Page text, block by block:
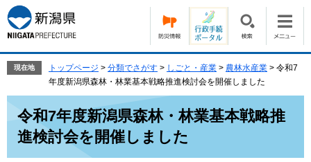
ー
ジ
の
で
ニ
ュ
ー
ば
現在地 トップページ > 分類でさがす > しごと・産業 > 農林水産業 > 令和7
年度新潟県森林・林業基本戦略推進検討会を開催しました
令和7年度新潟県森林・林業基本戦略推
進検討会を開催しました